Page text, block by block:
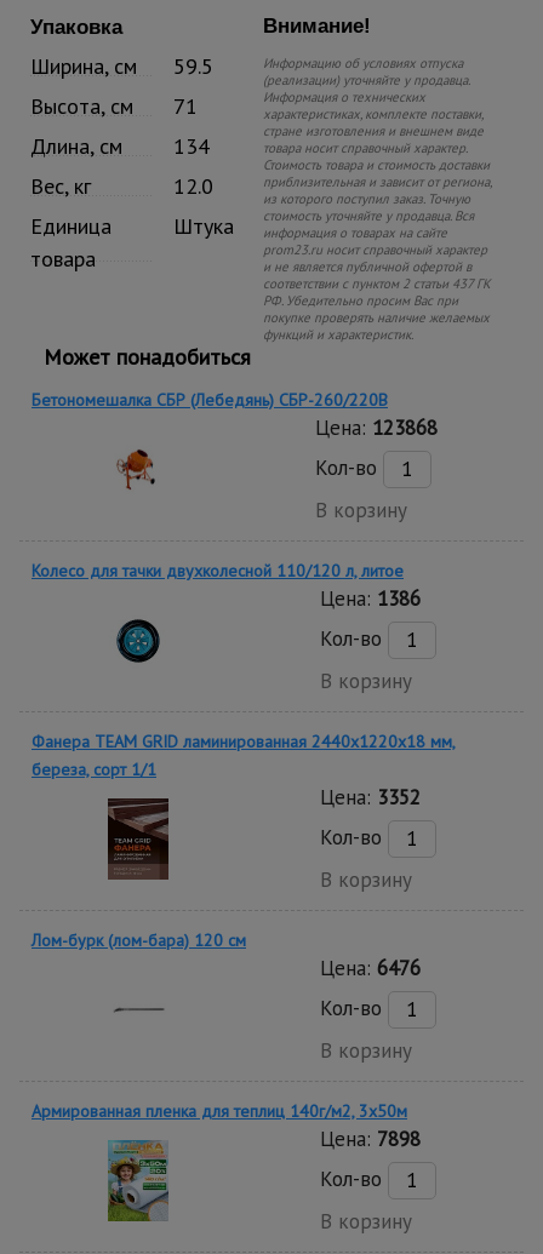
Упаковка
Ширина, см
59.5
Высота, см
71
Длина, см
134
Вес, кг
12.0
Единица
товара
Штука
Внимание!
Информацию об условиях отпуска
(реализации) уточняйте у продавца.
Информация о технических
характеристиках, комплекте поставки,
стране изготовления и внешнем виде
товара носит справочный характер.
Стоимость товара и стоимость доставки
приблизительная и зависит от региона,
из которого поступил заказ. Точную
стоимость уточняйте у продавца. Вся
информация о товарах на сайте
prom23.ru носит справочный характер
и не является публичной офертой в
соответствии с пунктом 2 статьи 437 ГК
РФ. Убедительно просим Вас при
покупке проверять наличие желаемых
функций и характеристик.
Может понадобиться
Бетономешалка СБР (Лебедянь) СБР-260/220В
Цена: 123868
Кол-во
В корзину
Колесо для тачки двухколесной 110/120 л, литое
Цена: 1386
Кол-во
В корзину
Фанера TEAM GRID ламинированная 2440х1220х18 мм,
береза, сорт 1/1
Цена: 3352
Кол-во
В корзину
Лом-бурк (лом-бара) 120 см
Цена: 6476
Кол-во
В корзину
Армированная пленка для теплиц 140г/м2, 3х50м
Цена: 7898
Кол-во
В корзину